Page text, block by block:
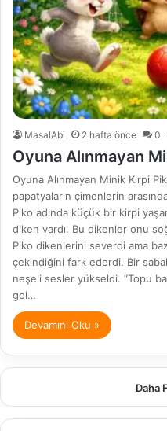
MasalAbi 2 hafta önce 0
Oyuna Alınmayan
Oyuna Alınmayan Minik Kirpi
papatyaların çimenlerin
Piko adında küçük bir kirpi
diken vardı. Bu dikenler onu
Piko dikenlerini severdi ama
çekindiğini fark ederdi. Bir
neşeli sesler yükseldi. “Topu
gol…
Devamını Oku »
Daha